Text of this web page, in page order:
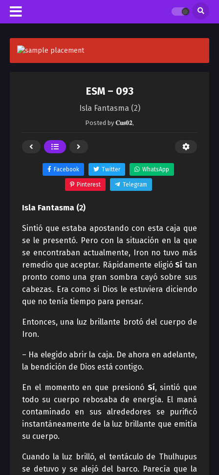
ESM – 093
Isla Fantasma (2)
Posted by 𝐂𝐮𝐬𝟎𝟐,
Facebook Twitter WhatsApp
Pinterest Telegram
Isla Fantasma (2)
Sintió que estaba apostando con esta caja que
se le presentó. Pero con la situación en la que
se encontraban actualmente, Iron no tuvo más
remedio que aceptar. Rápidamente eligióSí tan
pronto como una gran sombra cayó sobre sus
cabezas. Era como si Dios le estuviera diciendo
que no tenía tiempo para pensar.
Entonces, una luz brillante brotó del cuerpo de
Iron.
– Ha elegido abrir la caja. De ahora en adelante,
la bendición de Dios está contigo.
En el momento en que presionó Sí, sintió que
todo su cuerpo rebosaba de energía. El maná
contaminado en sus alrededores se purificó
instantáneamente de la luz brillante que emitía
su cuerpo.
Cuando la luz brilló, el tentáculo de Thulhupus
se detuvo y se alejó del barco. Parecía que la